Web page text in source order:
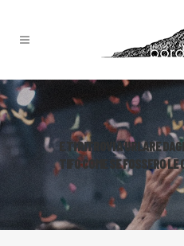
E TI RITROVI A URLARE
TIFO COME SE FOSSERO